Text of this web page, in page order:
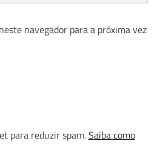
navegador para a próxima vez
para reduzir spam.Saiba como